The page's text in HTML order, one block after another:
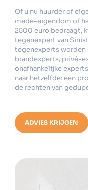
Of u nu huurder of
mede-eigendom of
2500 euro bedraagt,
tegenexpert van
tegenexperts worden
brandexperts, privé-
onafhankelijke
naar hetzelfde: een
de rechten van
ADVIES KRIJGEN